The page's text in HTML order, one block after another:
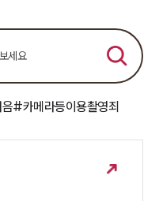
#카메라등이용촬영죄